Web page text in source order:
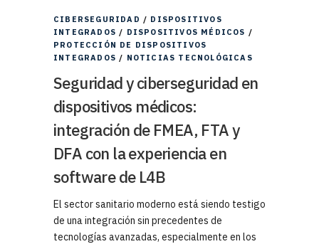
CIBERSEGURIDAD / DISPOSITIVOS
INTEGRADOS / DISPOSITIVOS MÉDICOS /
PROTECCIÓN DE DISPOSITIVOS
INTEGRADOS / NOTICIAS TECNOLÓGICAS
Seguridad y ciberseguridad en
dispositivos médicos:
integración de FMEA, FTA y
DFA con la experiencia en
software de L4B
El sector sanitario moderno está siendo testigo
de una integración sin precedentes de
tecnologías avanzadas, especialmente en los